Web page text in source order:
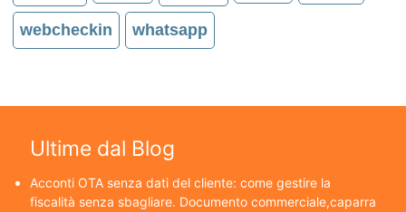
webcheckin whatsapp
Ultime dal Blog
Acconti OTA senza dati del cliente: come gestire la
fiscalità senza sbagliare. Documento commerciale,caparra